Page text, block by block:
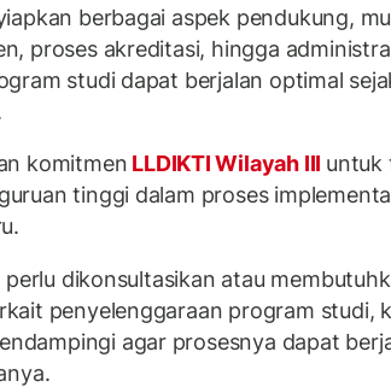
berbagai aspek pendukung,
proses akreditasi, hingga
studi dapat berjalan optimal
komitmen LLDIKTI Wilayah III untuk
tinggi dalam proses
perlu dikonsultasikan atau
penyelenggaraan program studi,
agar prosesnya dapat